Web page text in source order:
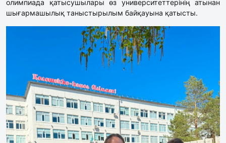
олимпиада қатысушылары өз университеттерінің атынан
шығармашылық таныстырылым байқауына қатысты.